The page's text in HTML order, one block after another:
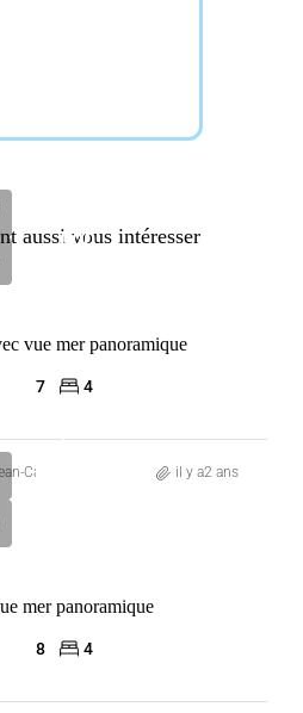
aussi vous intéresser
000
vue mer panoramique
7 4
Cap-Ferrat il y a2 ans
5
mer panoramique
8 4